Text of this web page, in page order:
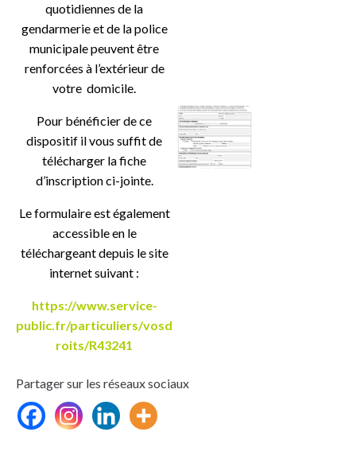
quotidiennes de la
gendarmerie et de la police
municipale peuvent être
renforcées à l’extérieur de
votre domicile.
Pour bénéficier de ce
dispositif il vous suffit de
télécharger la fiche
d’inscription ci-jointe.
Le formulaire est également
accessible en le
téléchargeant depuis le site
internet suivant :
https://www.service-
public.fr/particuliers/vosd
roits/R43241
Partager sur les réseaux sociaux